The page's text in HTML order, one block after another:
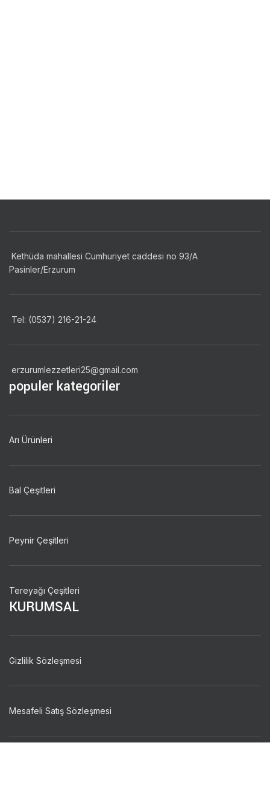
Kethüda mahallesi Cumhuriyet caddesi no 93/A
Pasinler/Erzurum
Tel: (0537) 216-21-24
erzurumlezzetleri25@gmail.com
populer kategoriler
Arı Ürünleri
Bal Çeşitleri
Peynir Çeşitleri
Tereyağı Çeşitleri
KURUMSAL
Gizlilik Sözleşmesi
Mesafeli Satış Sözleşmesi